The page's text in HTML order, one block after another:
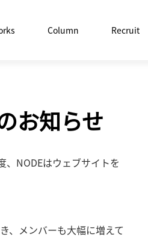
Column Recruit
お知らせ
、NODEはウェブサイトを
、メンバーも大幅に増えて